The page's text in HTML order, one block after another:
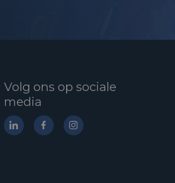
Volg ons op sociale
media